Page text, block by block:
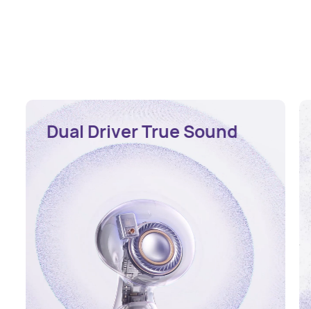
Dual Driver True Sound